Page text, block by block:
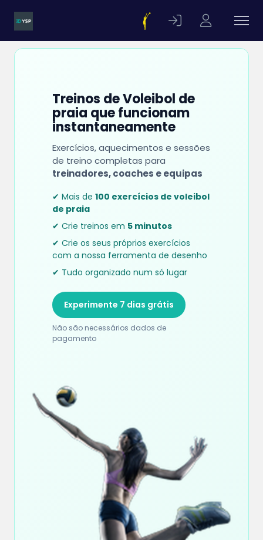
Treinos de Voleibol de
praia que funcionam
instantaneamente
Exercícios, aquecimentos e sessões
de treino completas para
treinadores, coaches e equipas
✔ Mais de 100 exercícios de voleibol
de praia
✔ Crie treinos em 5 minutos
✔ Crie os seus próprios exercícios
com a nossa ferramenta de desenho
✔ Tudo organizado num só lugar
Experimente 7 dias grátis
Não são necessários dados de
pagamento